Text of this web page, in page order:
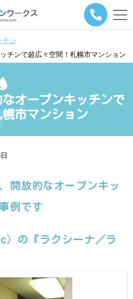
メ
ー
ナ
ー
シ
ボ
チン
チンで超広々空間！札幌市マンション
オープンキッチンで
市マンション
開放的なオープンキッ
例です
）の『ラクシーナ／ラ